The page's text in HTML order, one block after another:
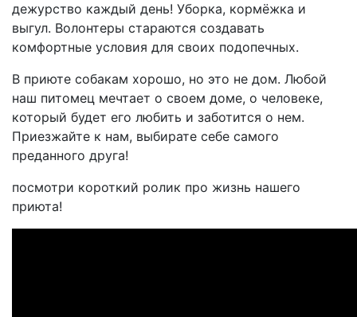
дежурство каждый день! Уборка, кормёжка и
выгул. Волонтеры стараются создавать
комфортные условия для своих подопечных.
В приюте собакам хорошо, но это не дом. Любой
наш питомец мечтает о своем доме, о человеке,
который будет его любить и заботится о нем.
Приезжайте к нам, выбирате себе самого
преданного друга!
посмотри короткий ролик про жизнь нашего
приюта!